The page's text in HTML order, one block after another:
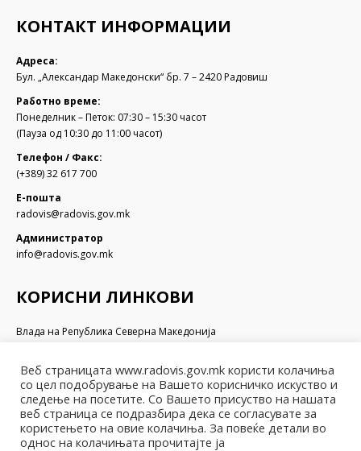
КОНТАКТ ИНФОРМАЦИИ
Адреса:
Бул. „Александар Македонски“ бр. 7 – 2420 Радовиш
Работно време:
Понеделник – Петок: 07:30 – 15:30 часот
(Пауза од 10:30 до 11:00 часот)
Телефон / Факс:
(+389) 32 617 700
Е-пошта
radovis@radovis.gov.mk
Администратор
info@radovis.gov.mk
КОРИСНИ ЛИНКОВИ
Влада на Република Северна Македонија
Министерство за финансии
Министерство за транспорт и врски
Министерство за локална самоуправа
Министерство за информатичко општество и администрација
Министерство за образование и наука
Веб страницата www.radovis.gov.mk користи колачиња
со цел подобрување на Вашето корисничко искуство и
следење на посетите. Со Вашето присуство на нашата
веб страница се подразбира дека се согласувате за
користењето на овие колачиња. За повеќе детали во
однос на колачињата прочитајте ја